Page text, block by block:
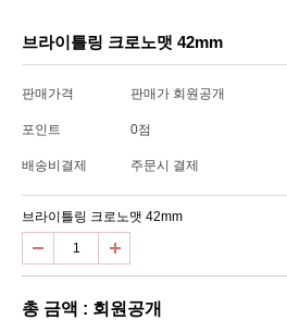
브라이틀링 크로노맷 42mm
판매가격 판매가 회원공개
포인트 0점
배송비결제 주문시 결제
브라이틀링 크로노맷 42mm
총 금액 : 회원공개